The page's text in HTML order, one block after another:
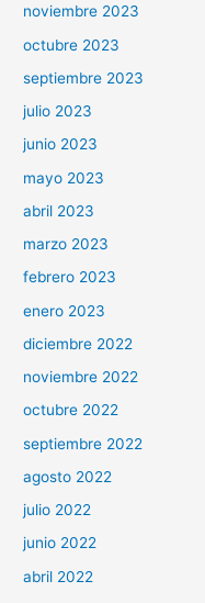
noviembre 2023
octubre 2023
septiembre 2023
julio 2023
junio 2023
mayo 2023
abril 2023
marzo 2023
febrero 2023
enero 2023
diciembre 2022
noviembre 2022
octubre 2022
septiembre 2022
agosto 2022
julio 2022
junio 2022
abril 2022